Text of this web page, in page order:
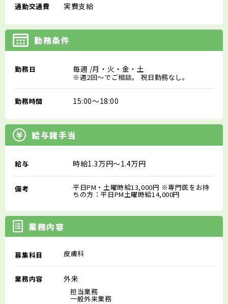
通勤交通費 実費支給
勤務条件
勤務日 毎週 /月・火・金・土
※週2回～でご相談。 祝日勤務なし。
勤務時間 15:00～18:00
給与諸手当
給与 時給1.3万円～1.4万円
備考 平日PM・土曜時給13,000円 ※専⾨医をお持
ちの⽅：平日PM土曜時給14,000円
業務内容
募集科目 皮膚科
業務内容 外来
担当業務
一般外来業務